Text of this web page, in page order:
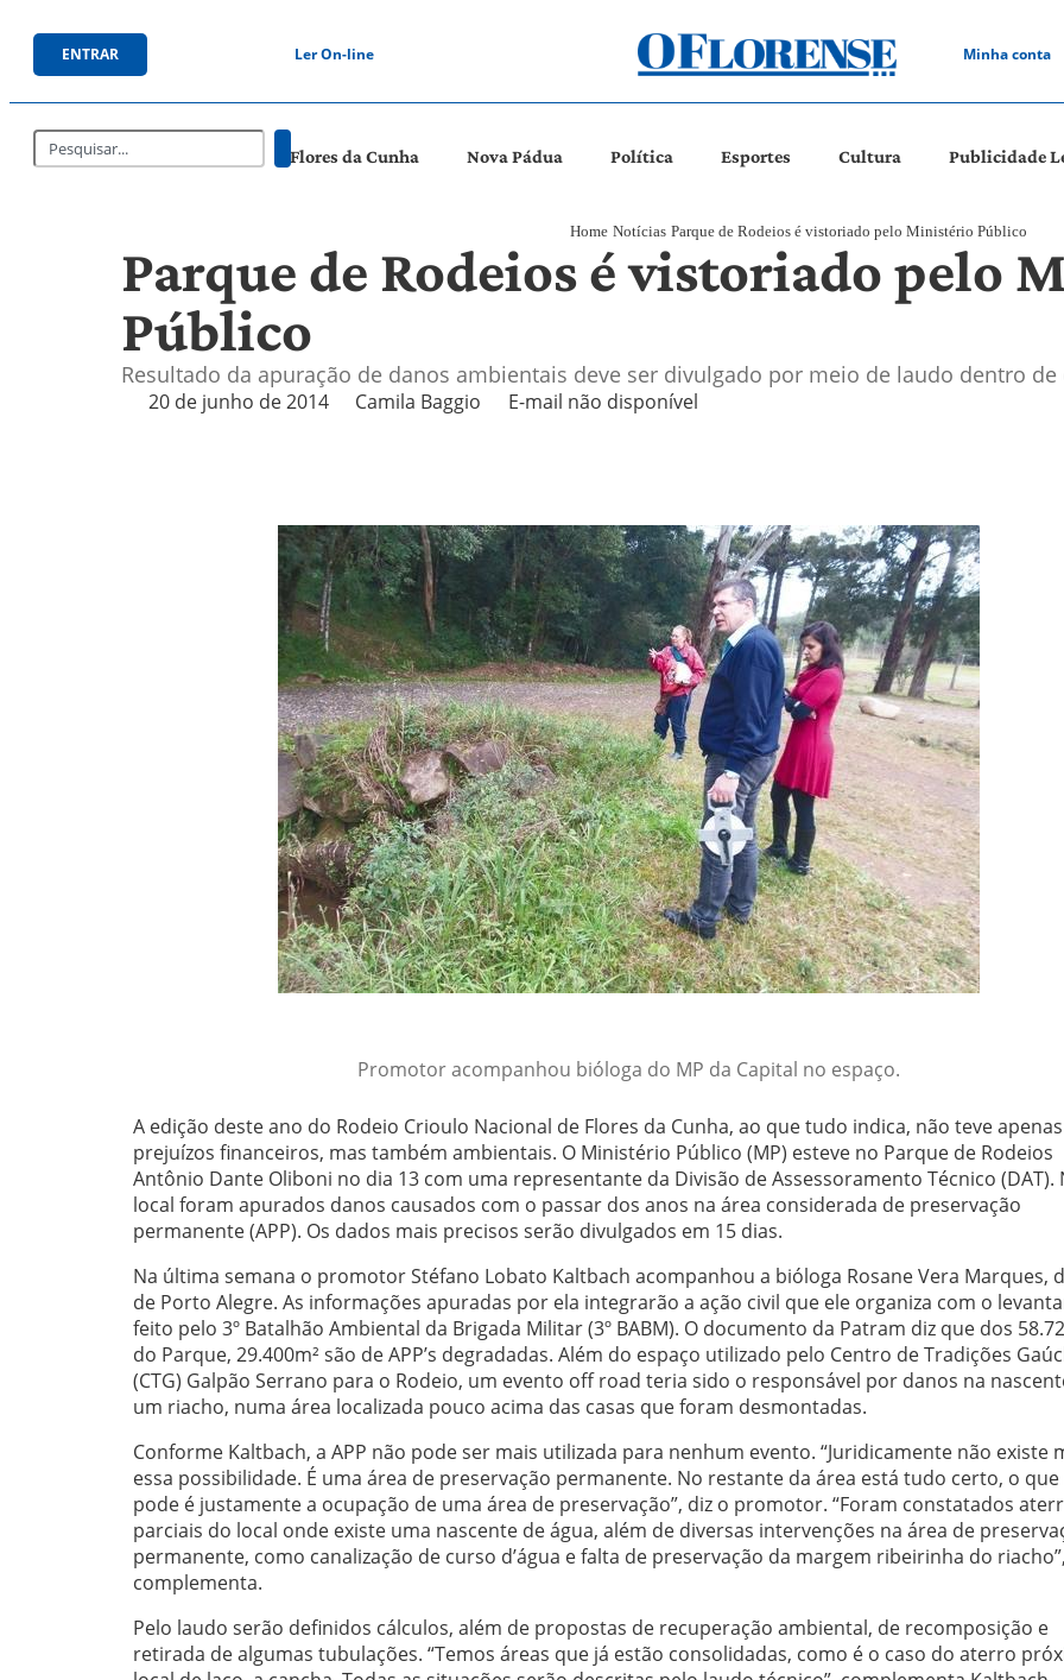
ENTRAR Ler On-line Minha conta
Flores da Cunha Nova Pádua Política Esportes Cultura Publicidade
Home Notícias Parque de Rodeios é vistoriado pelo Ministério Público
Parque de Rodeios é vistoriado pelo
Público
Resultado da apuração de danos ambientais deve ser divulgado por meio de laudo dentro de
20 de junho de 2014 Camila Baggio E-mail não disponível
Promotor acompanhou bióloga do MP da Capital no espaço.
A edição deste ano do Rodeio Crioulo Nacional de Flores da Cunha, ao que tudo indica, não teve apenas
prejuízos financeiros, mas também ambientais. O Ministério Público (MP) esteve no Parque de Rodeios
Antônio Dante Oliboni no dia 13 com uma representante da Divisão de Assessoramento Técnico (DAT).
local foram apurados danos causados com o passar dos anos na área considerada de preservação
permanente (APP). Os dados mais precisos serão divulgados em 15 dias.
Na última semana o promotor Stéfano Lobato Kaltbach acompanhou a bióloga Rosane Vera Marques,
de Porto Alegre. As informações apuradas por ela integrarão a ação civil que ele organiza com o
feito pelo 3º Batalhão Ambiental da Brigada Militar (3º BABM). O documento da Patram diz que dos
do Parque, 29.400m² são de APP’s degradadas. Além do espaço utilizado pelo Centro de Tradições
(CTG) Galpão Serrano para o Rodeio, um evento off road teria sido o responsável por danos na
um riacho, numa área localizada pouco acima das casas que foram desmontadas.
Conforme Kaltbach, a APP não pode ser mais utilizada para nenhum evento. “Juridicamente não existe
essa possibilidade. É uma área de preservação permanente. No restante da área está tudo certo, o que
pode é justamente a ocupação de uma área de preservação”, diz o promotor. “Foram constatados
parciais do local onde existe uma nascente de água, além de diversas intervenções na área de
permanente, como canalização de curso d’água e falta de preservação da margem ribeirinha do riacho”,
complementa.
Pelo laudo serão definidos cálculos, além de propostas de recuperação ambiental, de recomposição e
retirada de algumas tubulações. “Temos áreas que já estão consolidadas, como é o caso do aterro